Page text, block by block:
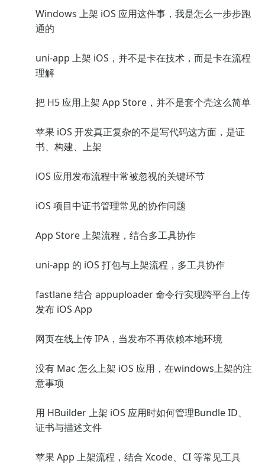
Windows 上架 iOS 应用这件事，我是怎么一步步跑
通的
uni-app 上架 iOS，并不是卡在技术，而是卡在流程
理解
把 H5 应用上架 App Store，并不是套个壳这么简单
苹果 iOS 开发真正复杂的不是写代码这方面，是证
书、构建、上架
iOS 应用发布流程中常被忽视的关键环节
iOS 项目中证书管理常见的协作问题
App Store 上架流程，结合多工具协作
uni-app 的 iOS 打包与上架流程，多工具协作
fastlane 结合 appuploader 命令行实现跨平台上传
发布 iOS App
网页在线上传 IPA，当发布不再依赖本地环境
没有 Mac 怎么上架 iOS 应用，在windows上架的注
意事项
用 HBuilder 上架 iOS 应用时如何管理Bundle ID、
证书与描述文件
苹果 App 上架流程，结合 Xcode、CI 等常见工具